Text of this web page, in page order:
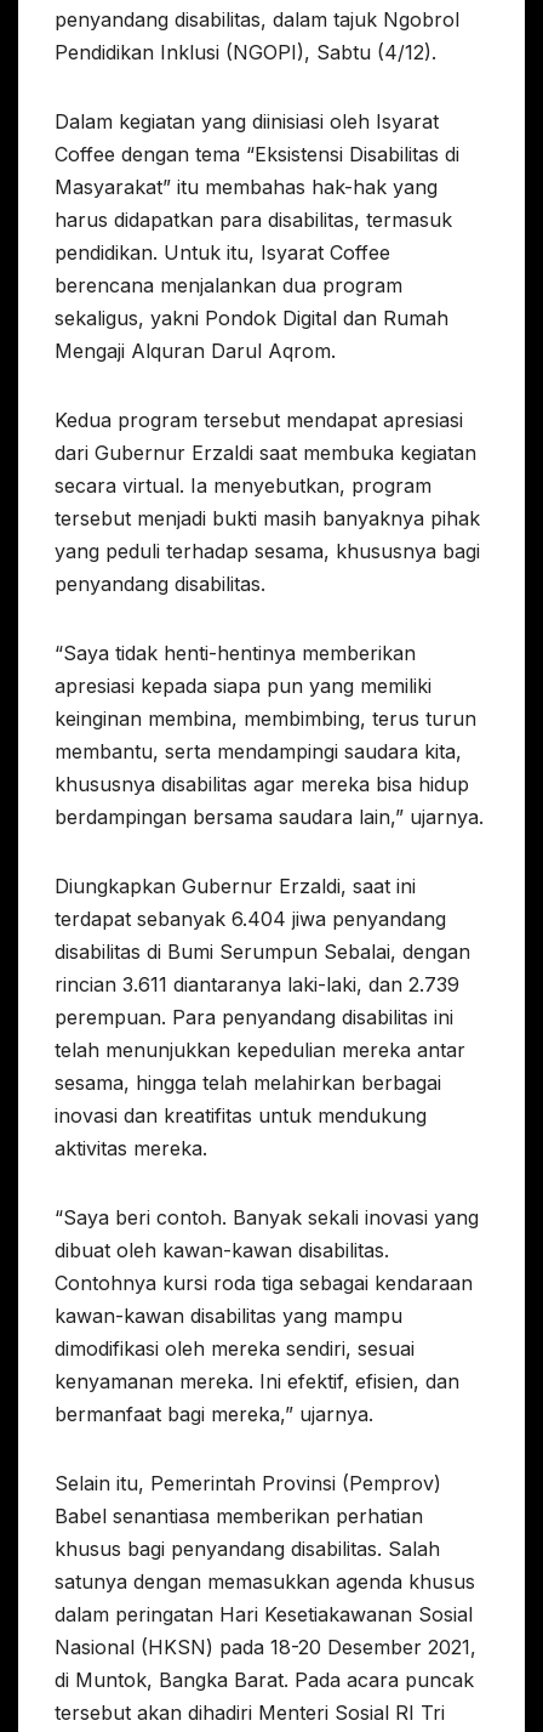
penyandang disabilitas, dalam tajuk Ngobrol
Pendidikan Inklusi (NGOPI), Sabtu (4/12).
Dalam kegiatan yang diinisiasi oleh Isyarat
Coffee dengan tema “Eksistensi Disabilitas di
Masyarakat” itu membahas hak-hak yang
harus didapatkan para disabilitas, termasuk
pendidikan. Untuk itu, Isyarat Coffee
berencana menjalankan dua program
sekaligus, yakni Pondok Digital dan Rumah
Mengaji Alquran Darul Aqrom.
Kedua program tersebut mendapat apresiasi
dari Gubernur Erzaldi saat membuka kegiatan
secara virtual. Ia menyebutkan, program
tersebut menjadi bukti masih banyaknya pihak
yang peduli terhadap sesama, khususnya bagi
penyandang disabilitas.
“Saya tidak henti-hentinya memberikan
apresiasi kepada siapa pun yang memiliki
keinginan membina, membimbing, terus turun
membantu, serta mendampingi saudara kita,
khususnya disabilitas agar mereka bisa hidup
berdampingan bersama saudara lain,” ujarnya.
Diungkapkan Gubernur Erzaldi, saat ini
terdapat sebanyak 6.404 jiwa penyandang
disabilitas di Bumi Serumpun Sebalai, dengan
rincian 3.611 diantaranya laki-laki, dan 2.739
perempuan. Para penyandang disabilitas ini
telah menunjukkan kepedulian mereka antar
sesama, hingga telah melahirkan berbagai
inovasi dan kreatifitas untuk mendukung
aktivitas mereka.
“Saya beri contoh. Banyak sekali inovasi yang
dibuat oleh kawan-kawan disabilitas.
Contohnya kursi roda tiga sebagai kendaraan
kawan-kawan disabilitas yang mampu
dimodifikasi oleh mereka sendiri, sesuai
kenyamanan mereka. Ini efektif, efisien, dan
bermanfaat bagi mereka,” ujarnya.
Selain itu, Pemerintah Provinsi (Pemprov)
Babel senantiasa memberikan perhatian
khusus bagi penyandang disabilitas. Salah
satunya dengan memasukkan agenda khusus
dalam peringatan Hari Kesetiakawanan Sosial
Nasional (HKSN) pada 18-20 Desember 2021,
di Muntok, Bangka Barat. Pada acara puncak
tersebut akan dihadiri Menteri Sosial RI Tri